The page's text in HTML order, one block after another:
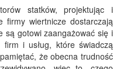
statków, projektując i
firmy wiertnicze dostarczają
są gotowi zaangażować się i
firm i usług, które świadczą
że obecna trudność